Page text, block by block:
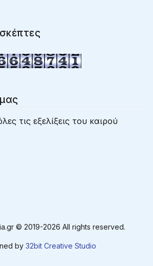
τις εξελίξεις του καιρού
© 2019-2026 All rights reserved.
by 32bit Creative Studio